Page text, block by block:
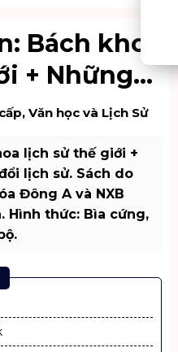
Bách khoa
+ Những
đổi lịch
, Văn học và Lịch Sử
lịch sử thế giới +
lịch sử. Sách do
Đông A và NXB
Hình thức: Bìa cứng,